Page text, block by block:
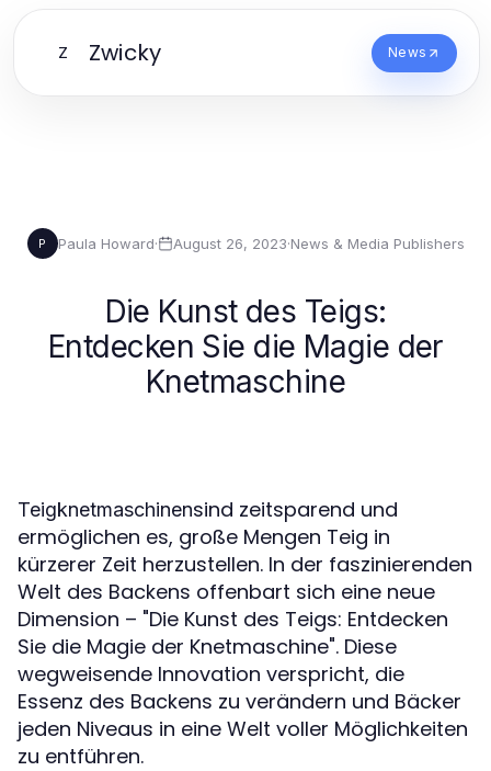
Z Zwicky News
P Paula Howard· August 26, 2023·News & Media Publishers
Die Kunst des Teigs:
Entdecken Sie die Magie der
Knetmaschine
Teigknetmaschinensind zeitsparend und
ermöglichen es, große Mengen Teig in
kürzerer Zeit herzustellen. In der faszinierenden
Welt des Backens offenbart sich eine neue
Dimension – "Die Kunst des Teigs: Entdecken
Sie die Magie der Knetmaschine". Diese
wegweisende Innovation verspricht, die
Essenz des Backens zu verändern und Bäcker
jeden Niveaus in eine Welt voller Möglichkeiten
zu entführen.